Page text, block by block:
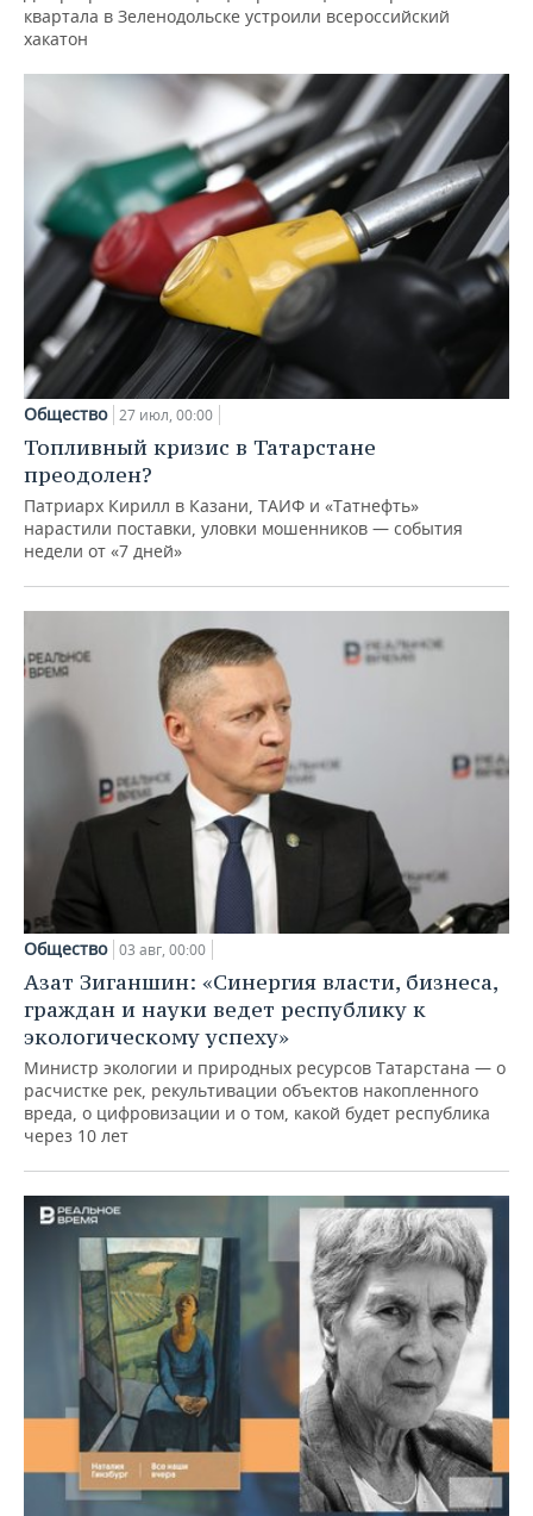
квартала в Зеленодольске устроили всероссийский
хакатон
Общество 27 июл, 00:00
Топливный кризис в Татарстане
преодолен?
Патриарх Кирилл в Казани, ТАИФ и «Татнефть»
нарастили поставки, уловки мошенников — события
недели от «7 дней»
Общество 03 авг, 00:00
Азат Зиганшин: «Синергия власти, бизнеса,
граждан и науки ведет республику к
экологическому успеху»
Министр экологии и природных ресурсов Татарстана — о
расчистке рек, рекультивации объектов накопленного
вреда, о цифровизации и о том, какой будет республика
через 10 лет